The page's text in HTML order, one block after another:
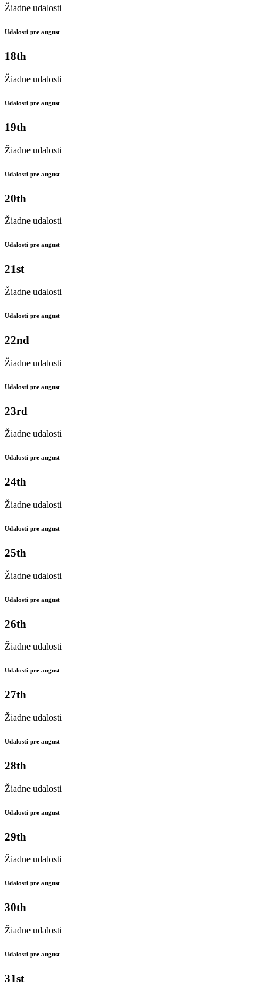
Žiadne udalosti
Udalosti pre august
18th
Žiadne udalosti
Udalosti pre august
19th
Žiadne udalosti
Udalosti pre august
20th
Žiadne udalosti
Udalosti pre august
21st
Žiadne udalosti
Udalosti pre august
22nd
Žiadne udalosti
Udalosti pre august
23rd
Žiadne udalosti
Udalosti pre august
24th
Žiadne udalosti
Udalosti pre august
25th
Žiadne udalosti
Udalosti pre august
26th
Žiadne udalosti
Udalosti pre august
27th
Žiadne udalosti
Udalosti pre august
28th
Žiadne udalosti
Udalosti pre august
29th
Žiadne udalosti
Udalosti pre august
30th
Žiadne udalosti
Udalosti pre august
31st